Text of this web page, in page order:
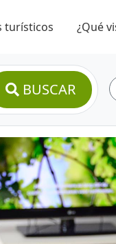
turísticos ¿Qué
BUSCAR